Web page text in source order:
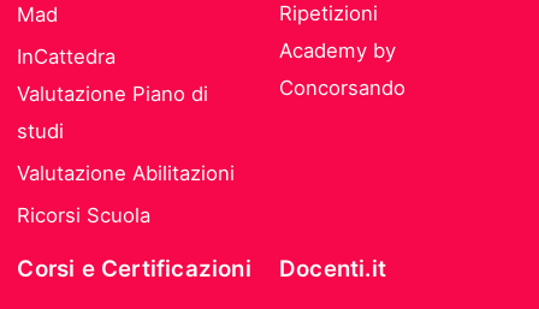
Mad
InCattedra
Valutazione Piano di
studi
Valutazione Abilitazioni
Ricorsi Scuola
Ripetizioni
Academy by
Concorsando
Corsi e Certificazioni Docenti.it